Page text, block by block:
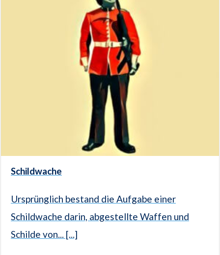
Schildwache
Ursprünglich bestand die Aufgabe einer
Schildwache darin, abgestellte Waffen und
Schilde von... [...]